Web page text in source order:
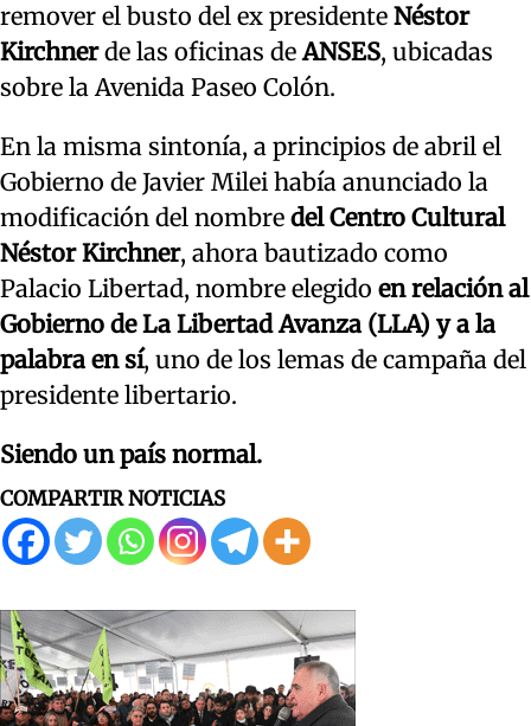
remover el busto del ex presidente Néstor
Kirchnerde las oficinas deANSES, ubicadas
sobre la Avenida Paseo Colón.
En la misma sintonía, a principios de abril el
Gobierno de Javier Milei había anunciado la
modificación del nombre del Centro Cultural
Néstor Kirchner, ahora bautizado como
Palacio Libertad, nombre elegido en relación al
Gobierno de La Libertad Avanza (LLA) y a la
palabra en sí, uno de los lemas de campaña del
presidente libertario.
Siendo un país normal.
COMPARTIR NOTICIAS